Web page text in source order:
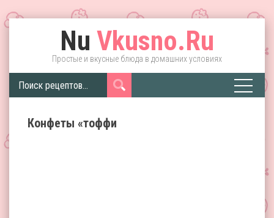
Nu Vkusno.Ru
Простые и вкусные блюда в домашних условиях
Конфеты «тоффи